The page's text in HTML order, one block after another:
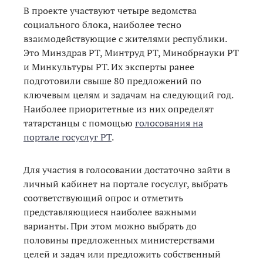
В проекте участвуют четыре ведомства
социального блока, наиболее тесно
взаимодействующие с жителями республики.
Это Минздрав РТ, Минтруд РТ, Минобрнауки РТ
и Минкультуры РТ. Их эксперты ранее
подготовили свыше 80 предложений по
ключевым целям и задачам на следующий год.
Наиболее приоритетные из них определят
татарстанцы с помощью голосования на
портале госуслуг РТ.
Для участия в голосовании достаточно зайти в
личный кабинет на портале госуслуг, выбрать
соответствующий опрос и отметить
представляющиеся наиболее важными
варианты. При этом можно выбрать до
половины предложенных министерствами
целей и задач или предложить собственный